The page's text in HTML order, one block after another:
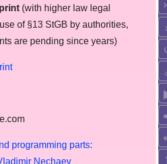
(with higher law legal
of §13 StGB by authorities,
are pending since years)
nd programming parts:
adimir Nechaev